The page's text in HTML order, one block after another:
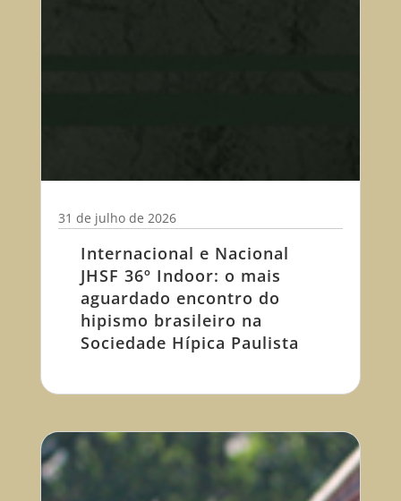
Internacional e Nacional
JHSF 36º Indoor: o mais
aguardado encontro do
hipismo brasileiro na
Sociedade Hípica Paulista
31 de julho de 2026